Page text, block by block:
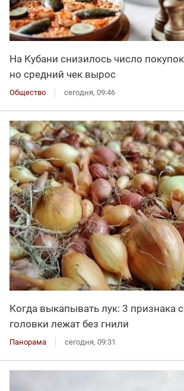
На Кубани снизилось число
но средний чек вырос
Общество сегодня, 09:46
Когда выкапывать лук: 3 признака
головки лежат без гнили
Панорама сегодня, 09:31